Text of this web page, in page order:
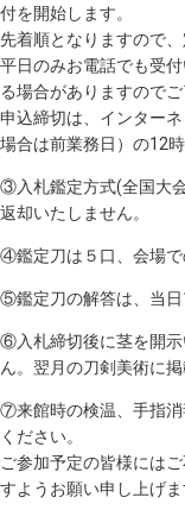
付を開始します。
先着順となりますので
平日のみお電話でも受
る場合がありますのでご
申込締切は、インター
場合は前業務日）の12時
③入札鑑定方式(全国大
返却いたしません。
④鑑定刀は５口、会場で
⑤鑑定刀の解答は、当日
⑥入札締切後に茎を開示
ん。翌月の刀剣美術に掲
⑦来館時の検温、手指消
ください。
ご参加予定の皆様には
すようお願い申し上げま